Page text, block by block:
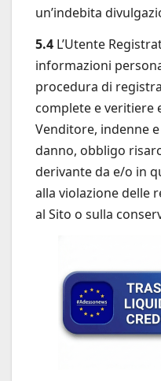
un’indebita
5.4 L’Utente
informazioni
procedura di
complete e veritiere
Venditore, indenne
danno, obbligo
derivante da e/o in
alla violazione delle
al Sito o sulla